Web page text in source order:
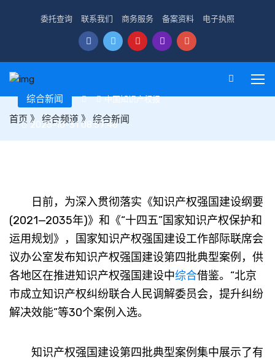
委托查询 联系我们 商务服务 备案资料 电子执照
首页 》 综合频道 》 综合新闻
综合新闻 中国知识产权报
2025-10-31 08:57:46
日前，为深入贯彻落实《知识产权强国建设纲要
(2021—2035年)》和《“十四五”国家知识产权保护和
运用规划》，国家知识产权强国建设工作部际联席会
议办公室发布知识产权强国建设第四批典型案例，供
各地区在推进知识产权强国建设中综合借鉴。“北京
市成立知识产权纠纷联合人民调解委员会，提升纠纷
解决效能”等30个案例入选。
知识产权强国建设第四批典型案例集中展示了有